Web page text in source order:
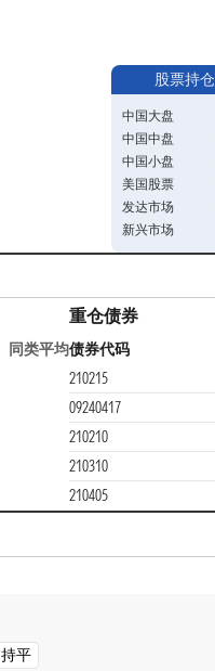
股票持仓
中国大盘
中国中盘
中国小盘
美国股票
发达市场
新兴市场
同类平均
重仓债券
债券代码
210215
09240417
210210
210310
210405
持平